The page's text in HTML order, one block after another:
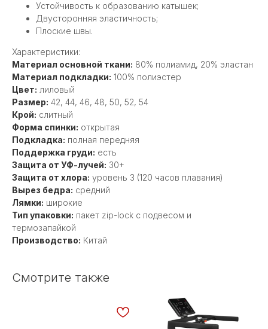
Устойчивость к образованию катышек;
Двусторонняя эластичность;
Плоские швы.
Характеристики:
Материал основной ткани: 80% полиамид, 20% эластан
Материал подкладки: 100% полиэстер
Цвет: лиловый
Размер: 42, 44, 46, 48, 50, 52, 54
Крой: слитный
Форма спинки: открытая
Подкладка: полная передняя
Поддержка груди: есть
Защита от УФ-лучей: 30+
Защита от хлора: уровень 3 (120 часов плавания)
Вырез бедра: средний
Лямки: широкие
Тип упаковки: пакет zip-lock с подвесом и
термозапайкой
Производство: Китай
Смотрите также